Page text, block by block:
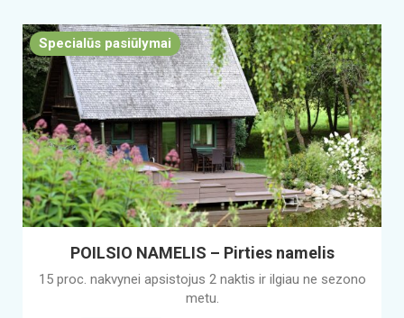
Specialūs pasiūlymai
POILSIO NAMELIS – Pirties namelis
15 proc. nakvynei apsistojus 2 naktis ir ilgiau ne sezono
metu.